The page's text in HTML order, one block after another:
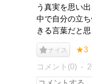
う真実を思い
中で自分の立
きる言葉だと思
ナイス ★3
コメント(0)